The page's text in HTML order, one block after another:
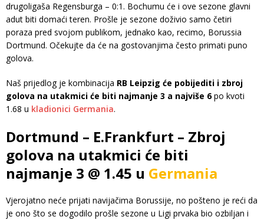
drugoligaša Regensburga – 0:1. Bochumu će i ove sezone glavni
adut biti domaći teren. Prošle je sezone doživio samo četiri
poraza pred svojom publikom, jednako kao, recimo, Borussia
Dortmund. Očekujte da će na gostovanjima često primati puno
golova.
Naš prijedlog je kombinacija RB Leipzig će pobijediti i zbroj
golova na utakmici će biti najmanje 3 a najviše 6po kvoti
1.68 u kladionici Germania.
Dortmund – E.Frankfurt – Zbroj
golova na utakmici će biti
najmanje 3 @ 1.45 u Germania
Vjerojatno neće prijati navijačima Borussije, no pošteno je reći da
je ono što se dogodilo prošle sezone u Ligi prvaka bio ozbiljan i